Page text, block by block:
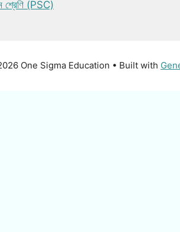
শ্রেণি (PSC)
One Sigma Education • Built with